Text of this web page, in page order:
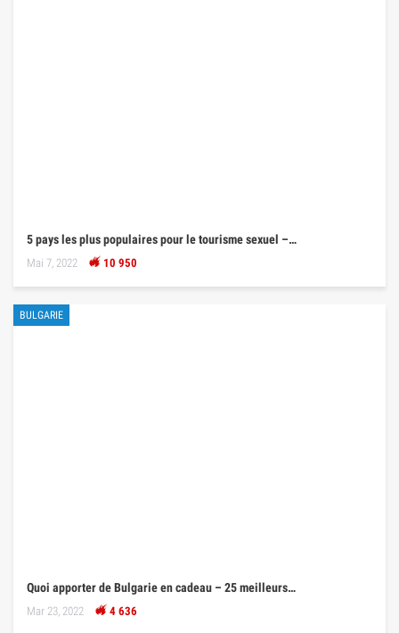
5 pays les plus populaires pour le tourisme sexuel –…
Mai 7, 2022 10 950
BULGARIE
Quoi apporter de Bulgarie en cadeau – 25 meilleurs…
Mar 23, 2022 4 636